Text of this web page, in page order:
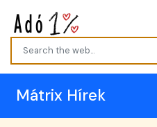
Mátrix Hírek